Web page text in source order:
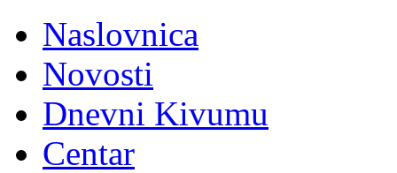
Naslovnica
Novosti
Dnevni Kivumu
Centar